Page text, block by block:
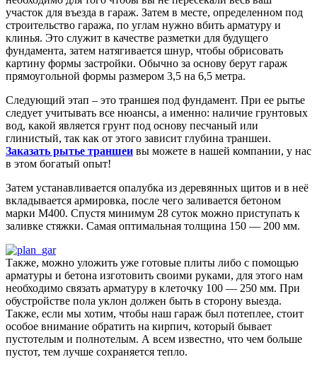
участок для въезда в гараж. Затем в месте, определенном под
строительство гаража, по углам нужно вбить арматуру и
клинья. Это служит в качестве разметки для будущего
фундамента, затем натягивается шнур, чтобы обрисовать
картину формы застройки. Обычно за основу берут гараж
прямоугольной формы размером 3,5 на 6,5 метра.
Следующий этап – это траншея под фундамент. При ее рытье
следует учитывать все нюансы, а именно: наличие грунтовых
вод, какой является грунт под основу песчаный или
глинистый, так как от этого зависит глубина траншеи.
Заказать рытье траншеи вы можете в нашей компании, у нас
в этом богатый опыт!
Затем устанавливается опалубка из деревянных щитов и в неё
вкладывается армировка, после чего заливается бетоном
марки М400. Спустя минимум 28 суток можно приступать к
заливке стяжки. Самая оптимальная толщина 150 — 200 мм.
Также, можно уложить уже готовые плиты либо с помощью
арматуры и бетона изготовить своими руками, для этого нам
необходимо связать арматуру в клеточку 100 — 250 мм. При
обустройстве пола уклон должен быть в сторону выезда.
Также, если мы хотим, чтобы наш гараж был потеплее, стоит
особое внимание обратить на кирпич, который бывает
пустотелым и полнотелым. А всем известно, что чем больше
пустот, тем лучше сохраняется тепло.